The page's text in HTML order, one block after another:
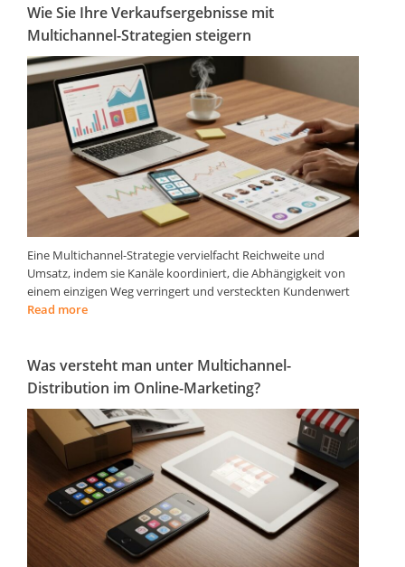
Wie Sie Ihre Verkaufsergebnisse mit
Multichannel-Strategien steigern
Eine Multichannel-Strategie vervielfacht Reichweite und
Umsatz, indem sie Kanäle koordiniert, die Abhängigkeit von
einem einzigen Weg verringert und versteckten Kundenwert
Read more
Was versteht man unter Multichannel-
Distribution im Online-Marketing?